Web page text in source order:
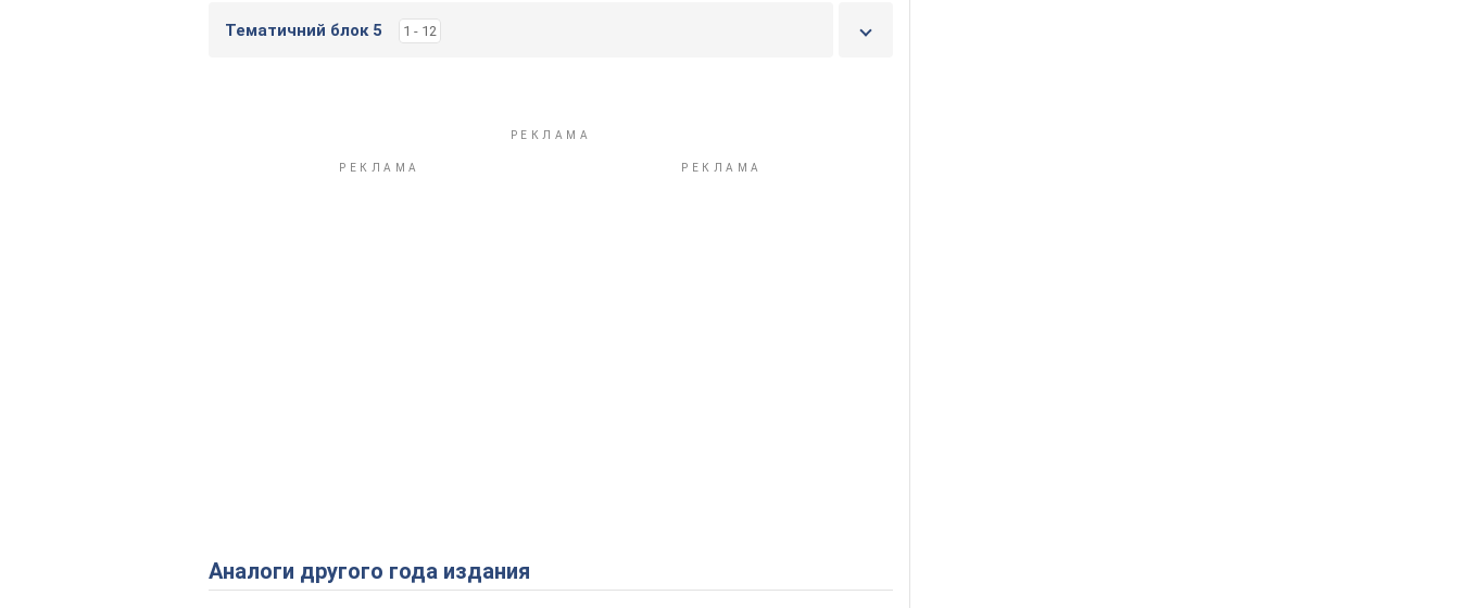
Тематичний блок 5 1 - 12
Аналоги другого года издания